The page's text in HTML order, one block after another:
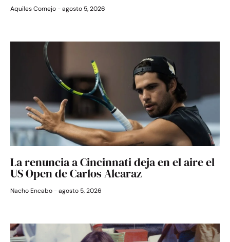
Aquiles Cornejo agosto 5, 2026
La renuncia a Cincinnati deja en el aire el
US Open de Carlos Alcaraz
Nacho Encabo agosto 5, 2026